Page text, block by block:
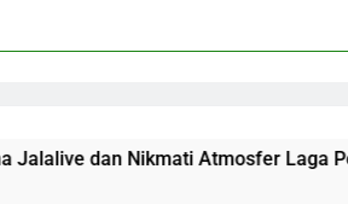
Atmosfer Laga Persahabatan